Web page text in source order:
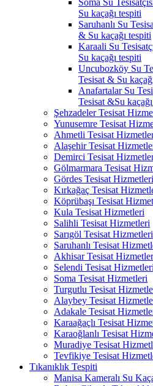
Su kaçağı tespiti
Saruhanlı Su
& Su kaçağı tespiti
Karaali Su
Su kaçağı tespiti
Uncubozköy Su
Tesisat & Su
Anafartalar Su
Tesisat &Su
Şehzadeler Tesisat
Yunusemre Tesisat
Ahmetli Tesisat
Alaşehir Tesisat
Demirci Tesisat
Gölmarmara Tesisat
Gördes Tesisat Hizmetleri
Kırkağaç Tesisat
Köprübaşı Tesisat
Kula Tesisat Hizmetleri
Salihli Tesisat Hizmetleri
Sarıgöl Tesisat Hizmetleri
Saruhanlı Tesisat
Akhisar Tesisat
Selendi Tesisat Hizmetleri
Soma Tesisat Hizmetleri
Turgutlu Tesisat
Alaybey Tesisat
Adakale Tesisat
Karaağaçlı Tesisat
Karaoğlanlı Tesisat
Muradiye Tesisat
Tevfikiye Tesisat
Tıkanıklık Tespiti
Manisa Kameralı Su